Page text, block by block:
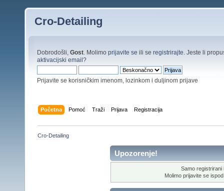
Cro-Detailing
Dobrodošli, Gost . Molimo prijavite se ili se registrirajte . Jeste li
aktivacijski email?
Prijavite se korisničkim imenom, lozinkom i duljinom prijave
Početna Pomoć Traži Prijava Registracija
Cro-Detailing
Upozorenje!
Samo registrirani
Molimo prijavite se